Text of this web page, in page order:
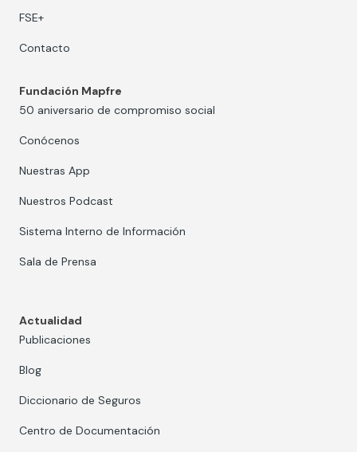
FSE+
Contacto
Fundación Mapfre
50 aniversario de compromiso social
Conócenos
Nuestras App
Nuestros Podcast
Sistema Interno de Información
Sala de Prensa
Actualidad
Publicaciones
Blog
Diccionario de Seguros
Centro de Documentación